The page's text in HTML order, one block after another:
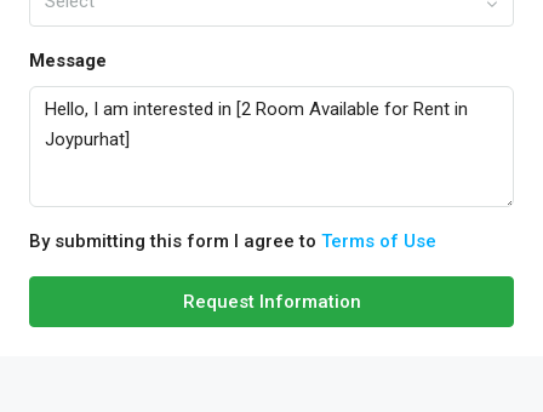
Message
By submitting this form I agree to Terms of Use
Request Information